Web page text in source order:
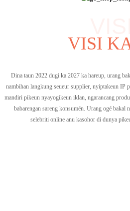
VISI
Dina taun 2022 dugi ka 2027 ka hareup, urang
nambihan langkung seueur supplier, nyiptakeun IP
mandiri pikeun nyayogikeun iklan, ngarancang
babarengan sareng konsumén. Urang ogé bakal
selebriti online anu kasohor di dunya